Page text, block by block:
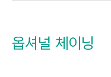
옵셔널 체이닝